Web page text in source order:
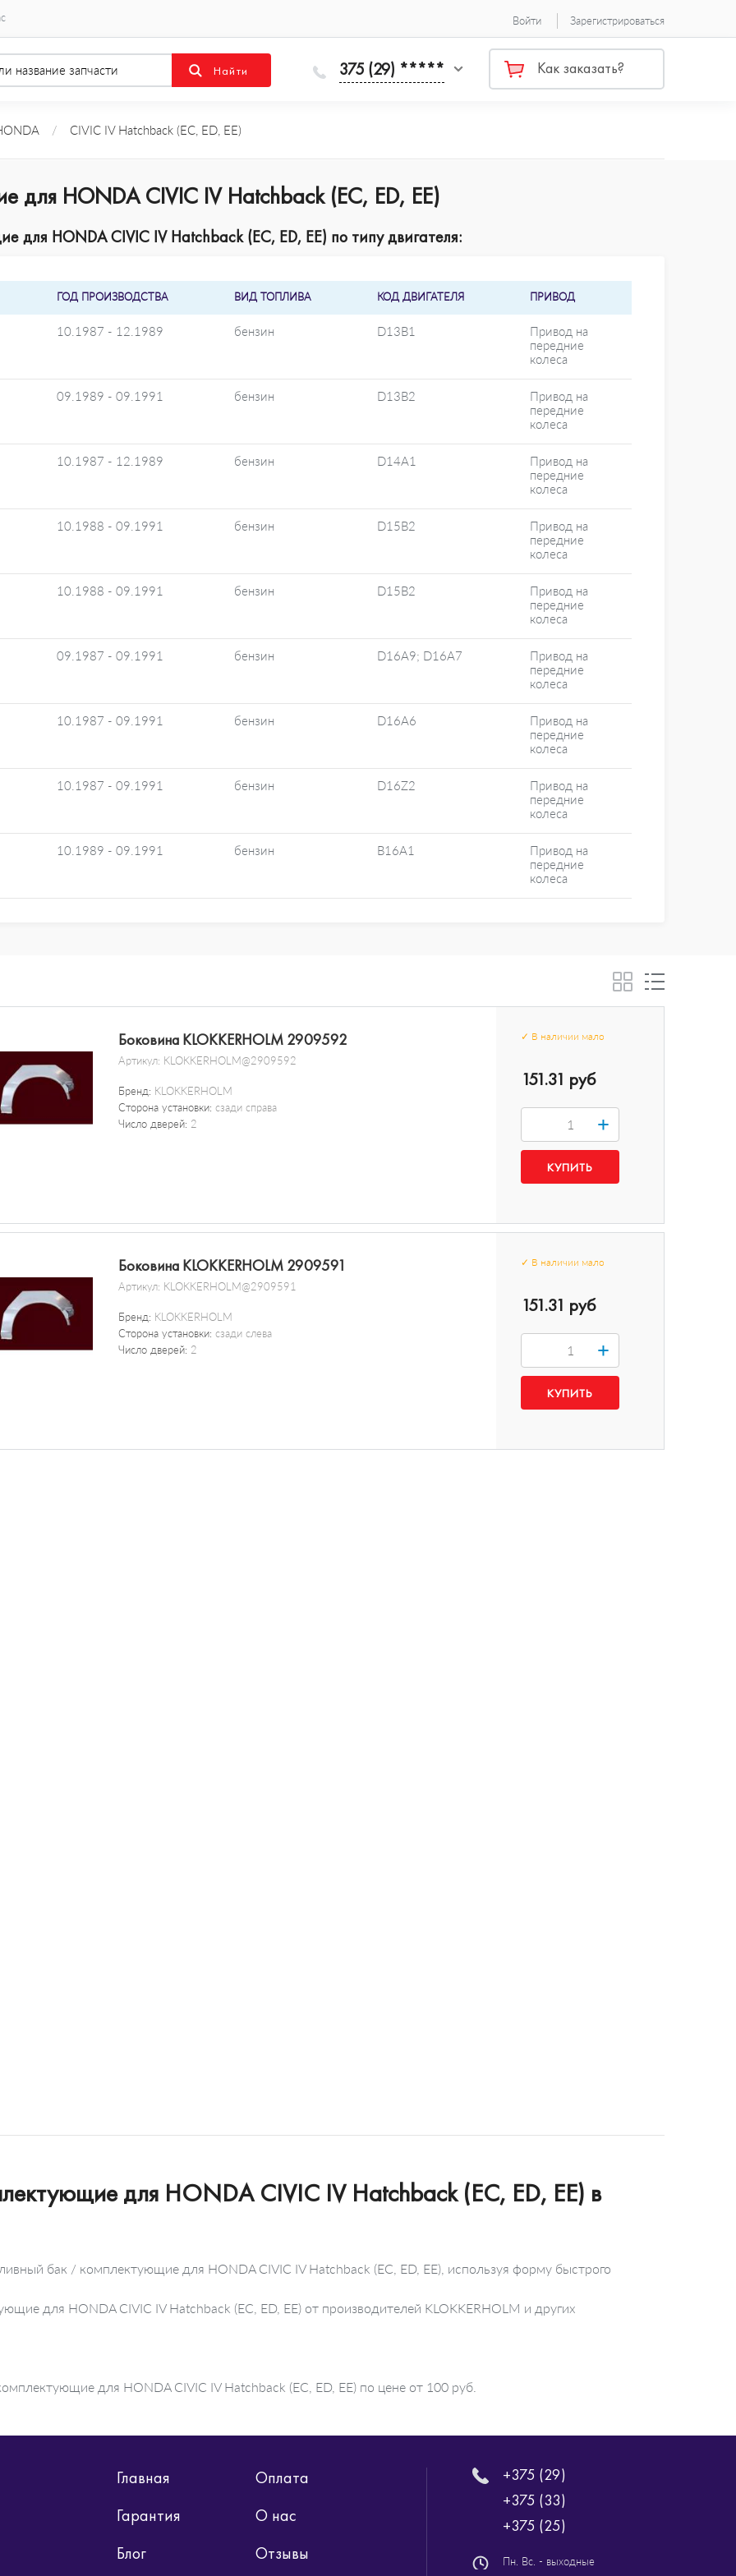
Войти Зарегистрироваться
375 (29) ***** Как заказать?
/ CIVIC IV Hatchback (EC, ED, EE)
для HONDA CIVIC IV Hatchback (EC, ED, EE)
HONDA CIVIC IV Hatchback (EC, ED, EE) по типу двигателя:
ГОД ПРОИЗВОДСТВА ВИД ТОПЛИВА КОД ДВИГАТЕЛЯ ПРИВОД
10.1987 - 12.1989 бензин D13B1
Привод на
передние
колеса
09.1989 - 09.1991 бензин D13B2
Привод на
передние
колеса
10.1987 - 12.1989 бензин D14A1
Привод на
передние
колеса
10.1988 - 09.1991 бензин D15B2
Привод на
передние
колеса
10.1988 - 09.1991 бензин D15B2
Привод на
передние
колеса
09.1987 - 09.1991 бензин D16A9; D16A7
Привод на
передние
колеса
10.1987 - 09.1991 бензин D16A6
Привод на
передние
колеса
10.1987 - 09.1991 бензин D16Z2
Привод на
передние
колеса
10.1989 - 09.1991 бензин B16A1
Привод на
передние
колеса
Боковина KLOKKERHOLM 2909592
Артикул: KLOKKERHOLM@2909592
Бренд: KLOKKERHOLM
Сторона установки: сзади справа
Число дверей: 2
✓ В наличии мало
151.31 руб
+
Боковина KLOKKERHOLM 2909591
Артикул: KLOKKERHOLM@2909591
Бренд: KLOKKERHOLM
Сторона установки: сзади слева
Число дверей: 2
✓ В наличии мало
151.31 руб
+
для HONDA CIVIC IV Hatchback (EC, ED, EE) в
бак / комплектующие для HONDA CIVIC IV Hatchback (EC, ED, EE), используя форму быстрого
для HONDA CIVIC IV Hatchback (EC, ED, EE) от производителей KLOKKERHOLM и других
для HONDA CIVIC IV Hatchback (EC, ED, EE) по цене от 100 руб.
Главная
Оплата
Гарантия
О нас
Блог
Отзывы
+375 (29)
+375 (33)
+375 (25)
Пн. Вс. - выходные